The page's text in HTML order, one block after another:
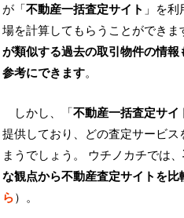
が「不動産一括査定サイト 」を
場を計算してもらうことができま
が類似する過去の取引物件の情
参考にできます。
しかし、「不動産一括査定サイ
提供しており、どの査定サービ
まうでしょう。 ウチノカチでは、
な観点から不動産査定サイトを比
ら）。